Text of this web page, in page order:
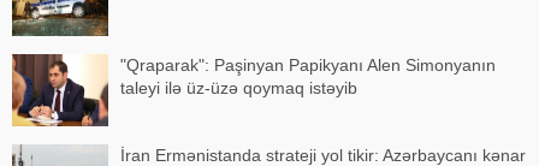
"Qraparak": Paşinyan Papikyanı Alen Simonyanın
taleyi ilə üz-üzə qoymaq istəyib
İran Ermənistanda strateji yol tikir: Azərbaycanı kənar